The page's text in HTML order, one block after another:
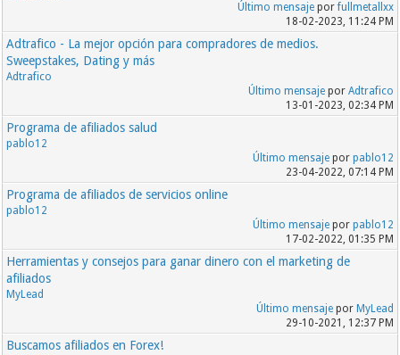
Último mensajeporfullmetallxx
18-02-2023, 11:24 PM
Adtrafico - La mejor opción para compradores de medios.
Sweepstakes, Dating y más
Adtrafico
Último mensajepor Adtrafico
13-01-2023, 02:34 PM
Programa de afiliados salud
pablo12
Último mensajepor pablo12
23-04-2022, 07:14 PM
Programa de afiliados de servicios online
pablo12
Último mensajepor pablo12
17-02-2022, 01:35 PM
Herramientas y consejos para ganar dinero con el marketing de
afiliados
MyLead
Último mensajepor MyLead
29-10-2021, 12:37 PM
Buscamos afiliados en Forex!